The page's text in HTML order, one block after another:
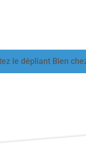
le dépliant Bien